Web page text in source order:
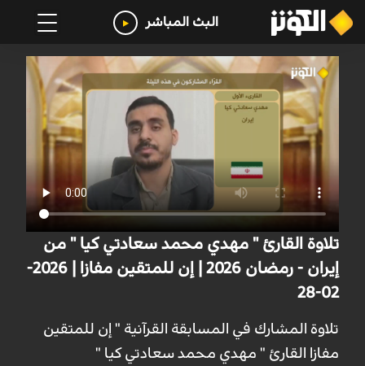
البث المباشر
تلاوة القارئ " مهدي محمد سعادتي كيا " من
إيران - رمضان 2026 | إن للمتقين مفازا | 2026-
02-28
تلاوة المشارك في المسابقة القرآنية " إن للمتقين
مفازا القارئ " مهدي محمد سعادتي كيا "